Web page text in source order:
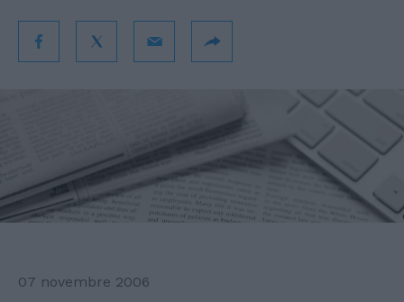
07 novembre 2006